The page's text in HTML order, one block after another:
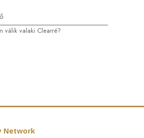
válik valaki Clearré?
Network